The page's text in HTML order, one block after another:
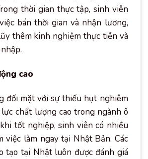
thời gian thực tập, sinh viên
bán thời gian và nhận lương,
thêm kinh nghiệm thực tiễn và
cao
đối mặt với sự thiếu hụt nghiêm
chất lượng cao trong ngành ô
tốt nghiệp, sinh viên có nhiều
việc làm ngay tại Nhật Bản. Các
tạo tại Nhật luôn được đánh giá